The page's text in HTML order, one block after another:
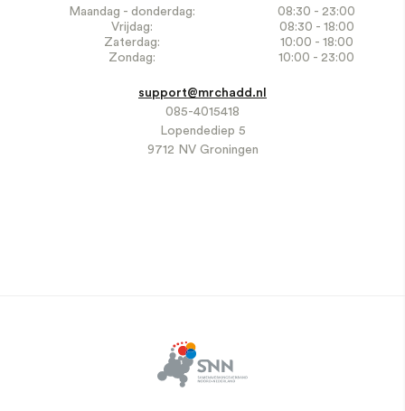
Maandag - donderdag:
08:30 - 23:00
Vrijdag:
08:30 - 18:00
Zaterdag:
10:00 - 18:00
Zondag:
10:00 - 23:00
support@mrchadd.nl
085-4015418
Lopendediep 5
9712 NV Groningen